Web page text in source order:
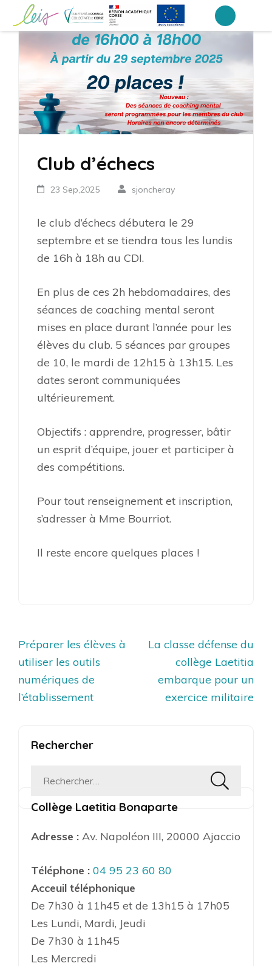
contenu
(Pressez
Collège Laetitia Bonaparte – Ajaccio
Club d’échecs
23 Sep,2025 sjoncheray
le club d’échecs débutera le 29
septembre et se tiendra tous les lundis
de 16h à 18h au CDI.
En plus de ces 2h hebdomadaires, des
séances de coaching mental seront
mises en place durant l’année pour les
élèves du club. 5 séances par groupes
de 10, le mardi de 12h15 à 13h15. Les
dates seront communiquées
ultérieurement.
Objectifs : apprendre, progresser, bâtir
un esprit d’équipe, jouer et participer à
des compétitions.
Pour tout renseignement et inscription,
s’adresser à Mme Bourriot.
Il reste encore quelques places !
Navigation
de
l’article
Préparer les élèves à
utiliser les outils
numériques de
l’établissement
La classe défense du
collège Laetitia
embarque pour un
exercice militaire
Rechercher
Rechercher :
Collège Laetitia Bonaparte
Adresse : Av. Napoléon III, 20000 Ajaccio
Téléphone : 04 95 23 60 80
Acceuil téléphonique
De 7h30 à 11h45 et de 13h15 à 17h05
Les Lundi, Mardi, Jeudi
De 7h30 à 11h45
Les Mercredi